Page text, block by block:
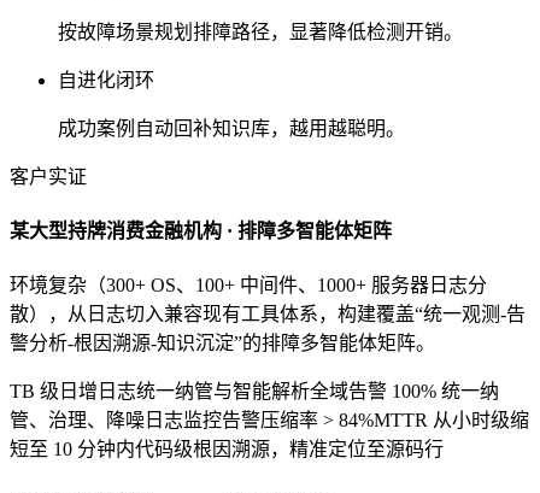
按故障场景规划排障路径，显著降低检测开销。
自进化闭环
成功案例自动回补知识库，越用越聪明。
客户实证
某大型持牌消费金融机构 · 排障多智能体矩阵
环境复杂（300+ OS、100+ 中间件、1000+ 服务器日志分
散），从日志切入兼容现有工具体系，构建覆盖“统一观测-告
警分析-根因溯源-知识沉淀”的排障多智能体矩阵。
TB 级日增日志统一纳管与智能解析全域告警 100% 统一纳
管、治理、降噪 日志监控告警压缩率 > 84%MTTR 从小时级缩
短至 10 分钟内代码级根因溯源，精准定位至源码行